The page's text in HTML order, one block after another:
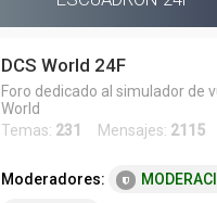
DCS World 24F
Foro dedicado al simulador de
World
Temas: 231 Mensajes: 2115
Moderadores: